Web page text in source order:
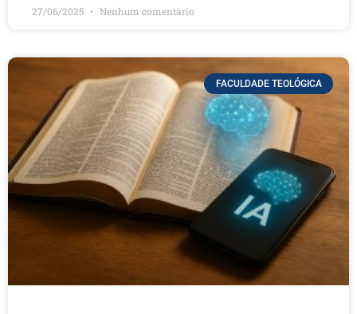
27/06/2025 Nenhum comentário
FACULDADE TEOLÓGICA